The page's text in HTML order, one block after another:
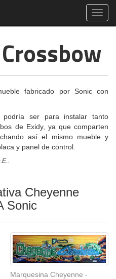
fabricado por Sonic con
ser para instalar tanto
de Exidy, ya que comparten
así el mismo mueble y
y panel de control.
Cheyenne
Sonic
Marquesina Cheyenne -